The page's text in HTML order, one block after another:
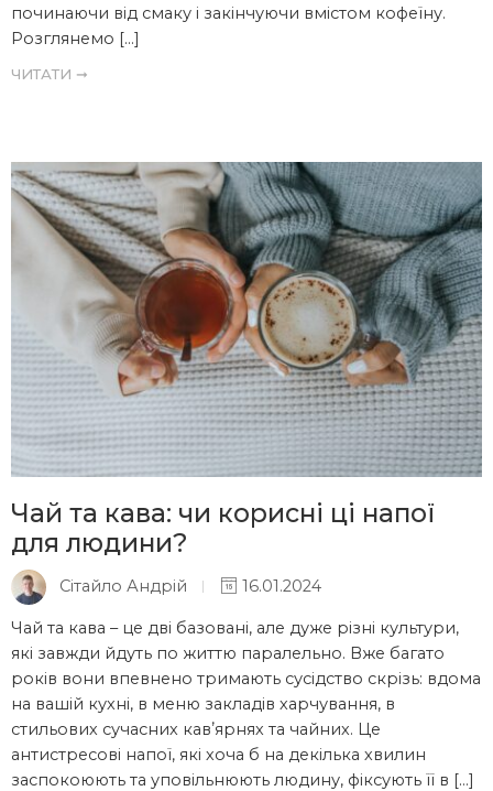
починаючи від смаку і закінчуючи вмістом кофеїну.
Розглянемо […]
ЧИТАТИ ➞
Чай та кава: чи корисні ці напої
для людини?
Сітайло Андрій 16.01.2024
Чай та кава – це дві базовані, але дуже різні культури,
які завжди йдуть по життю паралельно. Вже багато
років вони впевнено тримають сусідство скрізь: вдома
на вашій кухні, в меню закладів харчування, в
стильових сучасних кавʼярнях та чайних. Це
антистресові напої, які хоча б на декілька хвилин
заспокоюють та уповільнюють людину, фіксують її в […]